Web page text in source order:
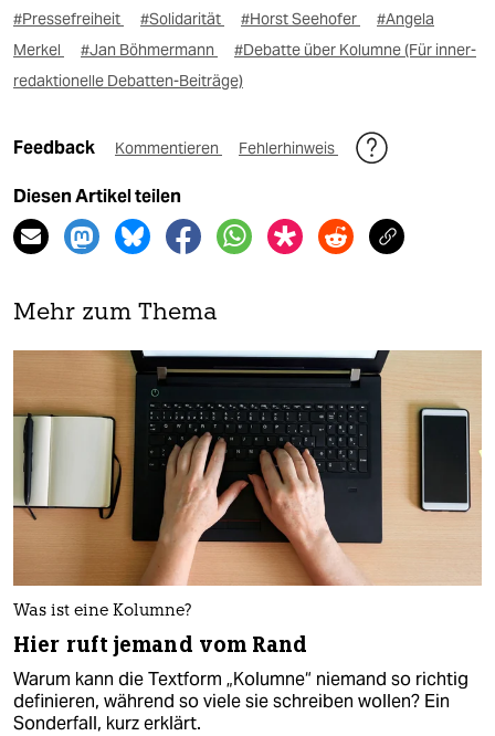
#Pressefreiheit #Solidarität #Horst Seehofer
#Angela
Merkel
#Jan Böhmermann
#Debatte über Kolumne (Für inner-
redaktionelle Debatten-Beiträge)
Feedback Kommentieren Fehlerhinweis
Diesen Artikel teilen
Mehr zum Thema
Was ist eine Kolumne?
Hier ruft jemand vom Rand
Warum kann die Textform „Kolumne“ niemand so richtig
definieren, während so viele sie schreiben wollen? Ein
Sonderfall, kurz erklärt.